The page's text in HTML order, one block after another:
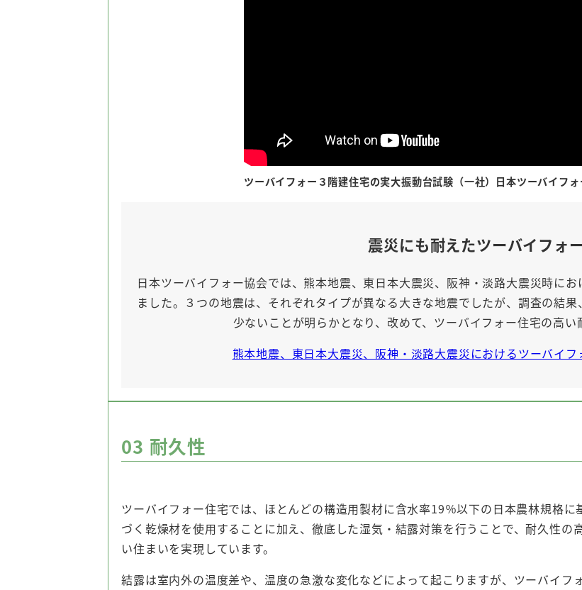
ツーバイフォー３階建住宅の実大振動台試験（一社）日本ツーバイフ
震災にも耐えたツーバイフォ
日本ツーバイフォー協会では、熊本地震、東日本大震災、阪神・淡路大震災時に
ました。３つの地震は、それぞれタイプが異なる大きな地震でしたが、調査の結
少ないことが明らかとなり、改めて、ツーバイフォー住宅の高い
熊本地震、東日本大震災、阪神・淡路大震災におけるツーバイ
03 耐久性
ツーバイフォー住宅では、ほとんどの構造用製材に含水率19％以下の日本農林規格に
づく乾燥材を使用することに加え、徹底した湿気・結露対策を行うことで、耐久性の
い住まいを実現しています。
結露は室内外の温度差や、温度の急激な変化などによって起こりますが、ツーバイフ